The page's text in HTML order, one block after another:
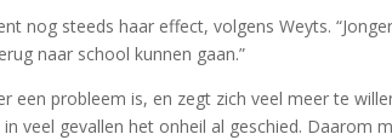
nog steeds haar effect, volgens Weyts.
naar school kunnen gaan.”
een probleem is, en zegt zich veel meer te
veel gevallen het onheil al geschied. Daarom